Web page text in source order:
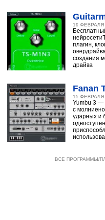
19 ФЕВРАЛЯ
плагин,
создания
драйва
Fanan
15 ФЕВРАЛЯ
Yumbu 3 —
с
ударных и
ВСЕ ПРОГРАММЫ/